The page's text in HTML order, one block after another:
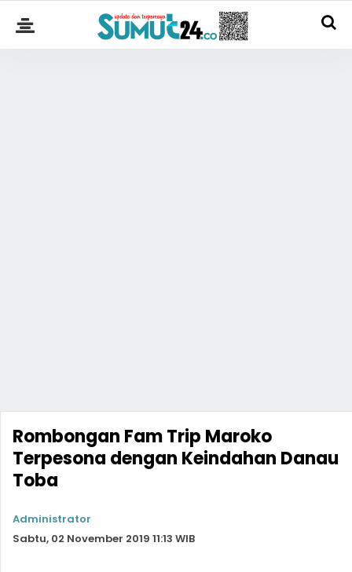
Rombongan Fam Trip Maroko
Terpesona dengan Keindahan Danau
Toba
Administrator
Sabtu, 02 November 2019 11:13 WIB